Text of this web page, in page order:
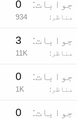
جوابات 0
مناظر 934
جوابات 3
مناظر 11K
جوابات 0
مناظر 1K
جوابات 0